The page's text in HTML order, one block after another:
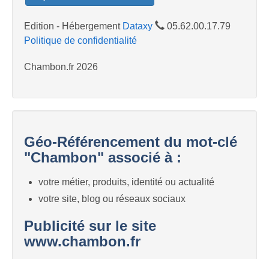
Edition - Hébergement Dataxy
05.62.00.17.79
Politique de confidentialité
Chambon.fr 2026
Géo-Référencement du mot-clé
"Chambon" associé à :
votre métier, produits, identité ou actualité
votre site, blog ou réseaux sociaux
Publicité sur le site
www.chambon.fr